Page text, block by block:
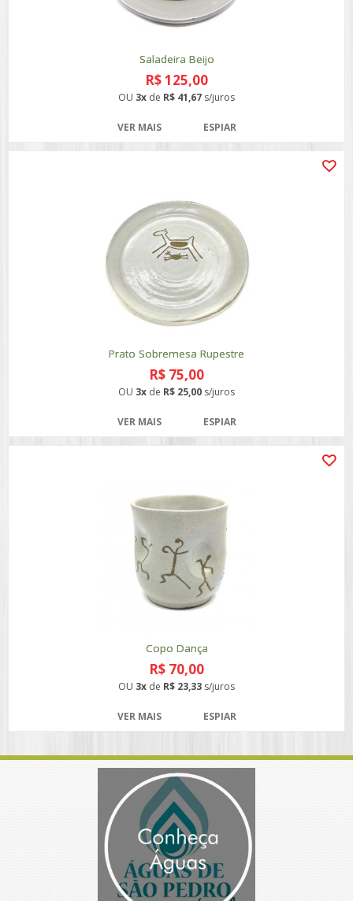
Saladeira Beijo
R$ 125,00
OU 3x de R$ 41,67 s/juros
VER MAIS ESPIAR
Prato Sobremesa Rupestre
R$ 75,00
OU 3x de R$ 25,00 s/juros
VER MAIS ESPIAR
Copo Dança
R$ 70,00
OU 3x de R$ 23,33 s/juros
VER MAIS ESPIAR